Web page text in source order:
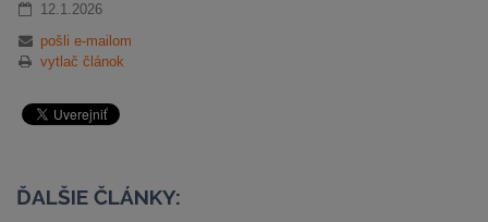
12.1.2026
pošli e-mailom
vytlač článok
ĎALŠIE ČLÁNKY: